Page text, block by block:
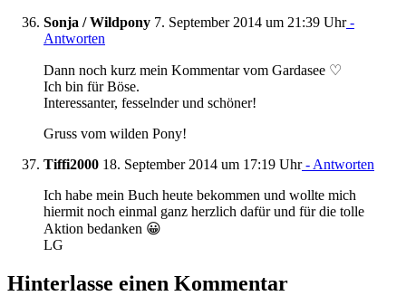
Sonja / Wildpony 7. September 2014 um 21:39 Uhr-
Antworten
Dann noch kurz mein Kommentar vom Gardasee ♡
Ich bin für Böse.
Interessanter, fesselnder und schöner!
Gruss vom wilden Pony!
Tiffi2000 18. September 2014 um 17:19 Uhr- Antworten
Ich habe mein Buch heute bekommen und wollte mich
hiermit noch einmal ganz herzlich dafür und für die tolle
Aktion bedanken 😀
LG
Hinterlasse einen Kommentar